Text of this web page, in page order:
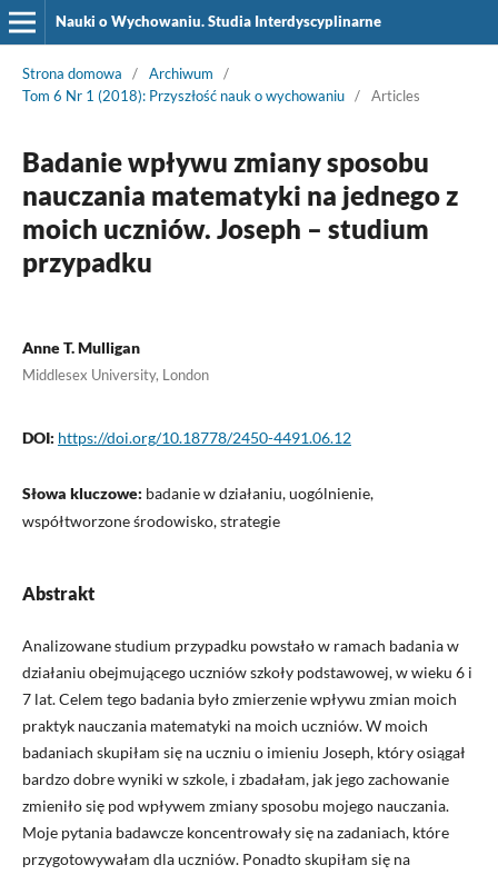
Nauki o Wychowaniu. Studia Interdyscyplinarne
Strona domowa / Archiwum
/
Tom 6 Nr 1 (2018): Przyszłość nauk o wychowaniu / Articles
Badanie wpływu zmiany sposobu
nauczania matematyki na jednego z
moich uczniów. Joseph – studium
przypadku
Anne T. Mulligan
Middlesex University, London
DOI: https://doi.org/10.18778/2450-4491.06.12
Słowa kluczowe: badanie w działaniu, uogólnienie,
współtworzone środowisko, strategie
Abstrakt
Analizowane studium przypadku powstało w ramach badania w
działaniu obejmującego uczniów szkoły podstawowej, w wieku 6 i
7 lat. Celem tego badania było zmierzenie wpływu zmian moich
praktyk nauczania matematyki na moich uczniów. W moich
badaniach skupiłam się na uczniu o imieniu Joseph, który osiągał
bardzo dobre wyniki w szkole, i zbadałam, jak jego zachowanie
zmieniło się pod wpływem zmiany sposobu mojego nauczania.
Moje pytania badawcze koncentrowały się na zadaniach, które
przygotowywałam dla uczniów. Ponadto skupiłam się na